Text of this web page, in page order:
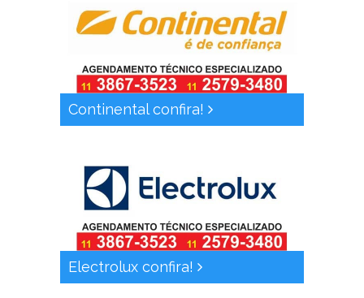
Continental confira!
Electrolux confira!